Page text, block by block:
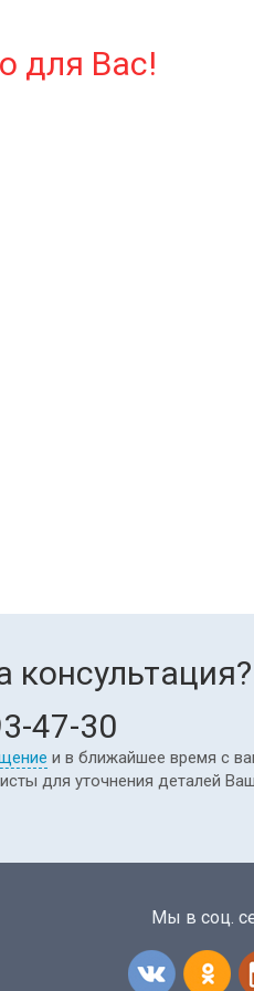
для Вас!
консультация?
47-30
и в ближайшее время с
для уточнения деталей
Мы в соц.